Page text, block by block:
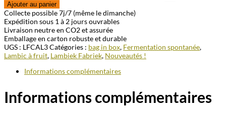
Ajouter au panier
Collecte possible 7j/7 (même le dimanche)
Expédition sous 1 à 2 jours ouvrables
Livraison neutre en CO2 et assurée
Emballage en carton robuste et durable
UGS : LFCAL3Catégories : bag in box, Fermentation spontanée,
Lambic à fruit, Lambiek Fabriek, Nouveautés !
Informations complémentaires
Informations complémentaires